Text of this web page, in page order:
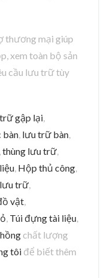
thương mại giúp
xem toàn bộ sản
cầu lưu trữ tùy
gập lại,
bàn, lưu trữ bàn,
,thùng lưu trữ,
, Hộp thủ công,
trữ,
vật,
, Túi đựng tài liệu,
chất lượng
tôi để biết thêm